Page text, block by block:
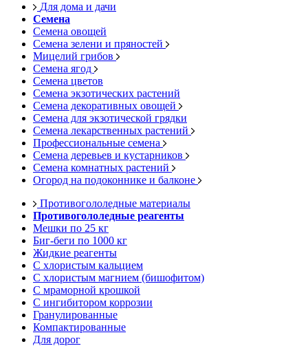
Для дома и дачи
Семена
Семена овощей
Семена зелени и пряностей
Мицелий грибов
Семена ягод
Семена цветов
Семена экзотических растений
Семена декоративных овощей
Семена для экзотической грядки
Семена лекарственных растений
Профессиональные семена
Семена деревьев и кустарников
Семена комнатных растений
Огород на подоконнике и балконе
Противогололедные материалы
Противогололедные реагенты
Мешки по 25 кг
Биг-беги по 1000 кг
Жидкие реагенты
С хлористым кальцием
С хлористым магнием (бишофитом)
С мраморной крошкой
С ингибитором коррозии
Гранулированные
Компактированные
Для дорог